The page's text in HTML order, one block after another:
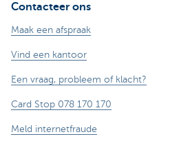
Contacteer ons
Maak een afspraak
Vind een kantoor
Een vraag, probleem of klacht?
Card Stop 078 170 170
Meld internetfraude